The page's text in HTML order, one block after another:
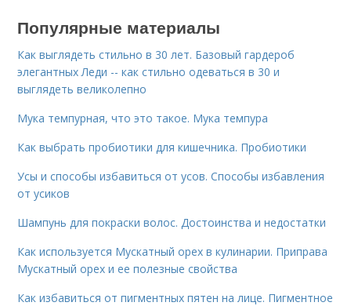
Популярные материалы
Как выглядеть стильно в 30 лет. Базовый гардероб
элегантных Леди -- как стильно одеваться в 30 и
выглядеть великолепно
Мука темпурная, что это такое. Мука темпура
Как выбрать пробиотики для кишечника. Пробиотики
Усы и способы избавиться от усов. Способы избавления
от усиков
Шампунь для покраски волос. Достоинства и недостатки
Как используется Мускатный орех в кулинарии. Приправа
Мускатный орех и ее полезные свойства
Как избавиться от пигментных пятен на лице. Пигментное